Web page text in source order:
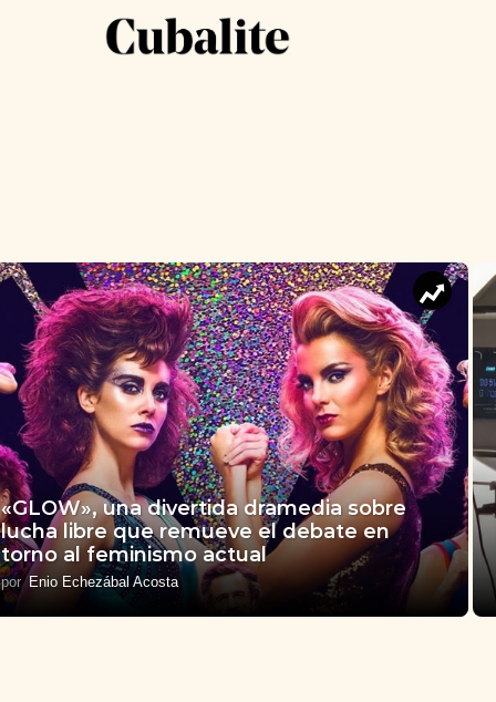
«GLOW», una divertida dramedia sobre
lucha libre que remueve el debate en
torno al feminismo actual
por Enio Echezábal Acosta